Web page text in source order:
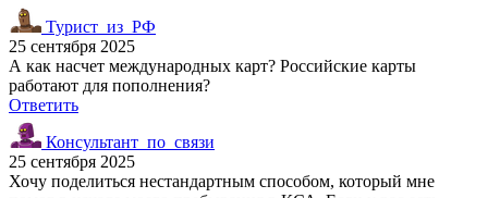
Турист_из_РФ
25 сентября 2025
А как насчет международных карт? Российские карты
работают для пополнения?
Ответить
Консультант_по_связи
25 сентября 2025
Хочу поделиться нестандартным способом, который мне